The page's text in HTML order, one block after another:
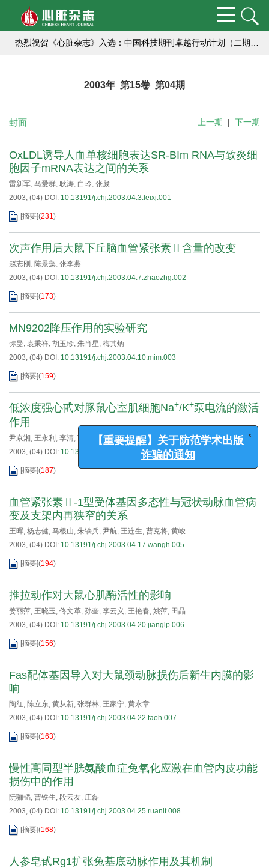
【重要提醒】关于防范学术出版诈骗的通知
航空航天心血管医学研究栏目向您约稿啦！
【重要提醒】关于防范学术出版诈骗的通知
2003年 第15卷 第04期
上一期 | 下一期
封面
OxLDL诱导人血单核细胞表达SR-BIm RNA与致炎细
胞因子mRNA表达之间的关系
雷新军, 马爱群, 耿涛, 白玲, 张葳
2003, (04) DOI: 10.13191/j.chj.2003.04.3.leixj.001
[摘要](231)
次声作用后大鼠下丘脑血管紧张素Ⅱ含量的改变
赵志刚 , 陈景藻, 张李燕
2003, (04) DOI: 10.13191/j.chj.2003.04.7.zhaozhg.002
[摘要](173)
MN9202降压作用的实验研究
弥曼, 袁秉祥, 胡玉珍, 朱肖星, 梅其炳
2003, (04) DOI: 10.13191/j.chj.2003.04.10.mim.003
[摘要](159)
低浓度强心甙对豚鼠心室肌细胞Na+/K+泵电流的激活
作用
尹京湘, 王永利 , 李清, 丁延峰 ,苏素文
2003, (04) DOI: 10.13191/j.chj.2003.04.14.yinjx.004
[摘要](187)
血管紧张素Ⅱ-1型受体基因多态性与冠状动脉血管病
变及支架内再狭窄的关系
王晖, 杨志健, 马根山, 朱铁兵, 尹航, 王连生, 曹克将, 黄峻
2003, (04) DOI: 10.13191/j.chj.2003.04.17.wangh.005
[摘要](194)
推拉动作对大鼠心肌酶活性的影响
姜丽萍, 王晓玉, 佟文革, 孙奎, 李云义 , 王艳春, 姚萍, 田晶
2003, (04) DOI: 10.13191/j.chj.2003.04.20.jianglp.006
[摘要](156)
Fas配体基因导入对大鼠颈动脉损伤后新生内膜的影
响
陶红, 陈立东, 黄从新, 张群林, 王家宁, 黄永章
2003, (04) DOI: 10.13191/j.chj.2003.04.22.taoh.007
[摘要](163)
慢性高同型半胱氨酸血症兔氧化应激在血管内皮功能
损伤中的作用
阮骊韬, 曹铁生, 段云友, 庄磊
2003, (04) DOI: 10.13191/j.chj.2003.04.25.ruanlt.008
[摘要](168)
人参皂甙Rg1扩张兔基底动脉作用及其机制
【重要提醒】关于防范学术出版
诈骗的通知